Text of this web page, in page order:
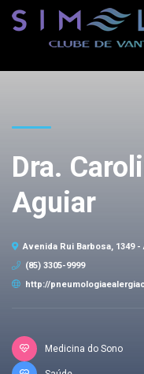
Dra.
Aguiar
Avenida Rui Barbosa, 1349 -
(85) 3305-9999
http://
Medicina do Sono